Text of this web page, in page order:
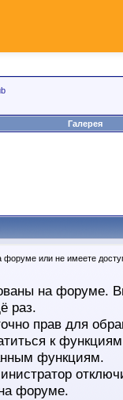
Галерея
или не имеете
на форуме.
раз.
прав для
к
функциям.
форуме.